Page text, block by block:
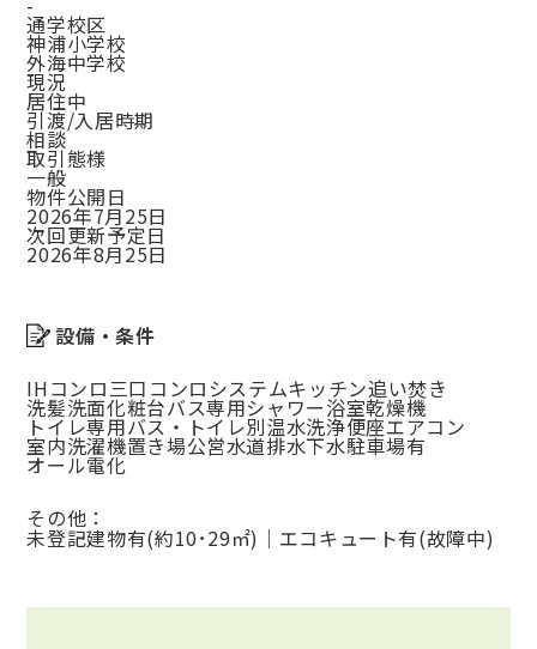
通学校区
神浦小学校
外海中学校
現況
居住中
引渡/入居時期
相談
取引態様
一般
物件公開日
2026年7月25日
次回更新予定日
2026年8月25日
設備・条件
IHコンロ三口コンロ システムキッチン追い焚き
洗髪洗面化粧台バス専用シャワー浴室乾燥機
トイレ専用バス・トイレ別温水洗浄便座エアコン
室内洗濯機置き場公営水道排水下水駐車場有
オール電化
その他：
未登記建物有(約10･29㎡)｜エコキュート有(故障中)